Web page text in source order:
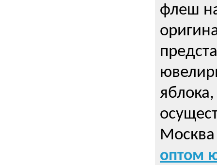
флеш
Москва
оптом